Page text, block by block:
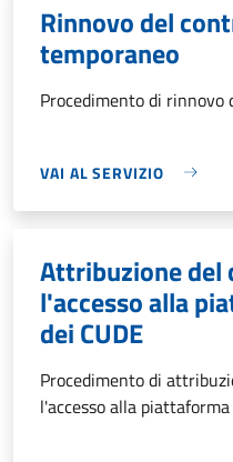
Rinnovo del
temporaneo
Procedimento di rinnovo
VAI AL SERVIZIO
Attribuzione del
l'accesso alla
dei CUDE
Procedimento di
l'accesso alla